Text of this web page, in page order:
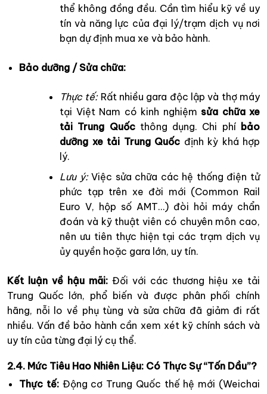
thể không đồng đều. Cần tìm hiểu kỹ về uy
tín và năng lực của đại lý/trạm dịch vụ nơi
bạn dự định mua xe và bảo hành.
Bảo dưỡng / Sửa chữa:
Thực tế:Rất nhiều gara độc lập và thợ máy
tại Việt Nam có kinh nghiệm sửa chữa xe
tải Trung Quốcthông dụng. Chi phí bảo
dưỡng xe tải Trung Quốc định kỳ khá hợp
lý.
Lưu ý:Việc sửa chữa các hệ thống điện tử
phức tạp trên xe đời mới (Common Rail
Euro V, hộp số AMT…) đòi hỏi máy chẩn
đoán và kỹ thuật viên có chuyên môn cao,
nên ưu tiên thực hiện tại các trạm dịch vụ
ủy quyền hoặc gara lớn, uy tín.
Kết luận về hậu mãi: Đối với các thương hiệu xe tải
Trung Quốc lớn, phổ biến và được phân phối chính
hãng, nỗi lo về phụ tùng và sửa chữa đã giảm đi rất
nhiều. Vấn đề bảo hành cần xem xét kỹ chính sách và
uy tín của từng đại lý cụ thể.
2.4. Mức Tiêu Hao Nhiên Liệu: Có Thực Sự “Tốn Dầu”?
Thực tế:Động cơ Trung Quốc thế hệ mới (Weichai